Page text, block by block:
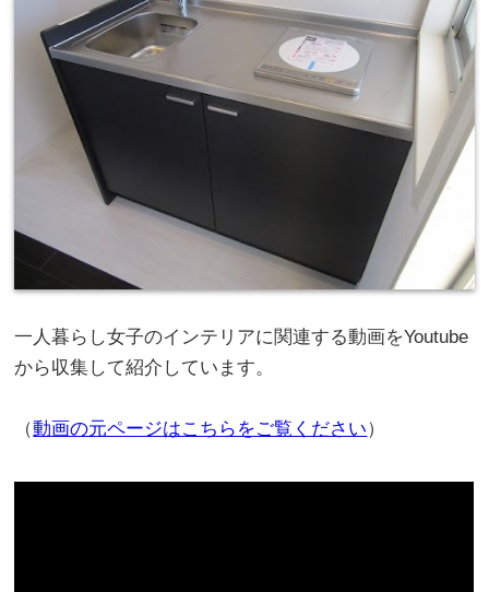
一人暮らし女子のインテリアに関連する動画をYoutube
から収集して紹介しています。
（動画の元ページはこちらをご覧ください）